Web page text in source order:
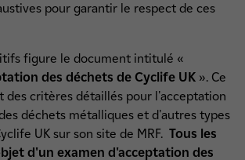
pour garantir le respect de ces
figure le document intitulé «
des déchets de Cyclife UK ». Ce
critères détaillés pour l'acceptation
déchets métalliques et d'autres types
UK sur son site de MRF. Tous les
d'un examen d'acceptation des